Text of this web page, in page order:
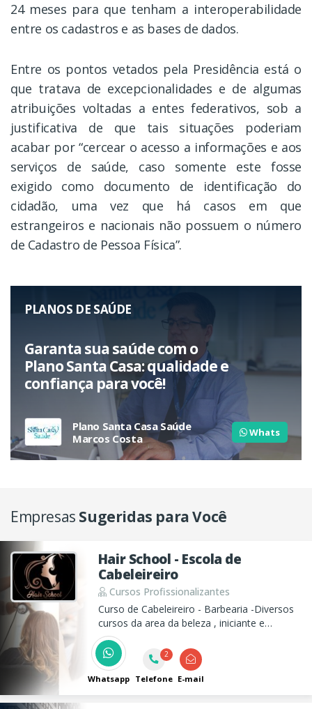
24 meses para que tenham a interoperabilidade
entre os cadastros e as bases de dados.
Entre os pontos vetados pela Presidência está o
que tratava de excepcionalidades e de algumas
atribuições voltadas a entes federativos, sob a
justificativa de que tais situações poderiam
acabar por “cercear o acesso a informações e aos
serviços de saúde, caso somente este fosse
exigido como documento de identificação do
cidadão, uma vez que há casos em que
estrangeiros e nacionais não possuem o número
de Cadastro de Pessoa Física”.
PLANOS DE SAÚDE
Garanta sua saúde com o
Plano Santa Casa: qualidade e
confiança para você!
Plano Santa Casa Saúde
Marcos Costa
Whats
Empresas Sugeridas para Você
Hair School - Escola de
Cabeleireiro
Cursos Profissionalizantes
Curso de Cabeleireiro - Barbearia -Diversos
cursos da area da beleza , iniciante e
aperfeiçoamentos.
Whatsapp
2
Telefone E-mail